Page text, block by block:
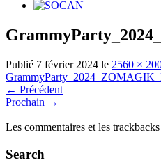
Publié 7 février 2024 le 2560 ×
← Précédent
Prochain →
Les commentaires et les
Search